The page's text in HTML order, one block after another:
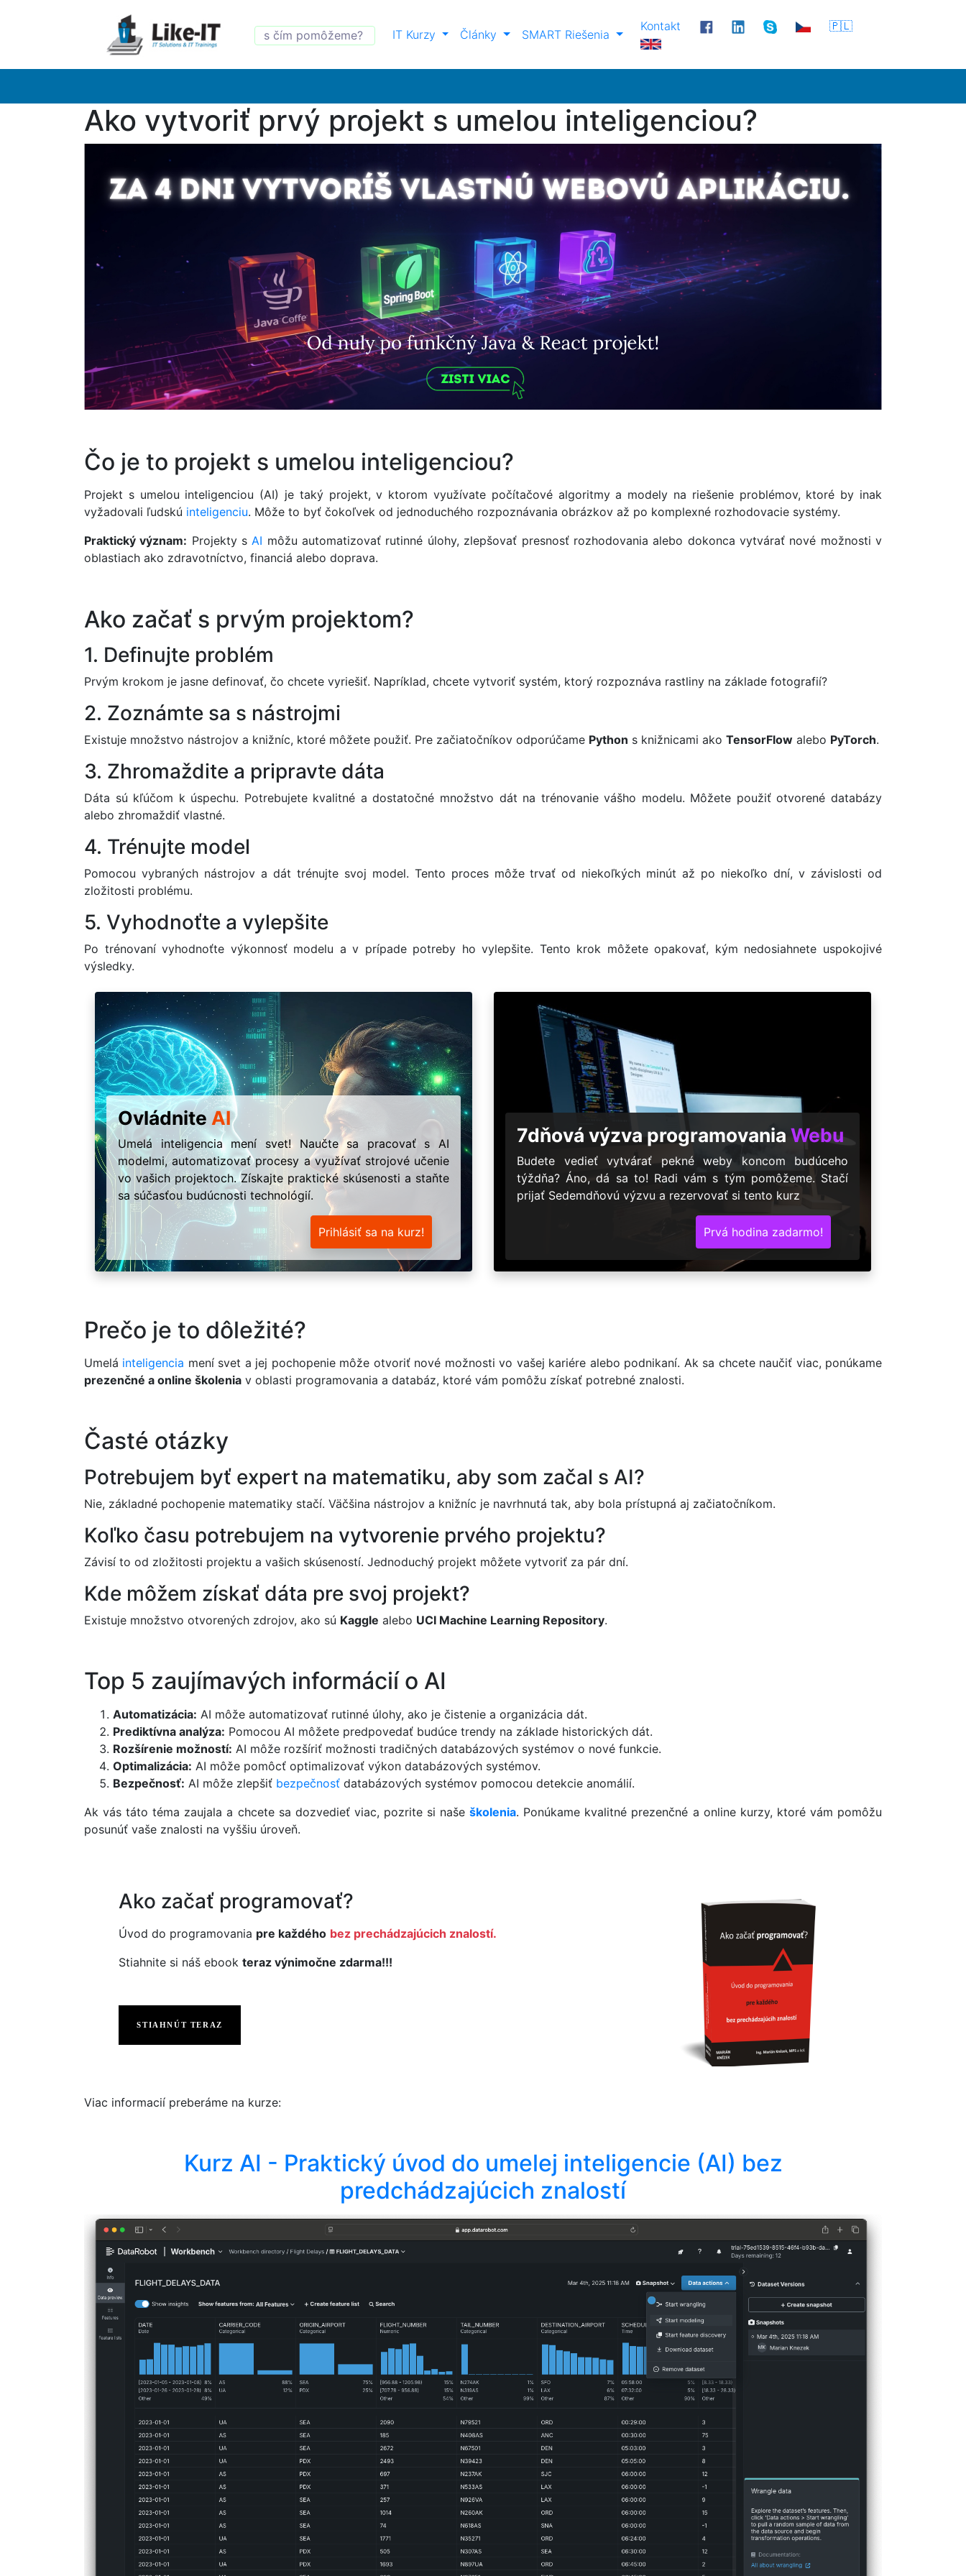
IT Kurzy Články SMART Riešenia
Kontakt 🇵🇱
Ako vytvoriť prvý projekt s umelou inteligenciou?
Čo je to projekt s umelou inteligenciou?
Projekt s umelou inteligenciou (AI) je taký projekt, v ktorom využívate počítačové algoritmy a modely na riešenie problémov, ktoré by inak
vyžadovali ľudskú inteligenciu. Môže to byť čokoľvek od jednoduchého rozpoznávania obrázkov až po komplexné rozhodovacie systémy.
Praktický význam: Projekty sAI môžu automatizovať rutinné úlohy, zlepšovať presnosť rozhodovania alebo dokonca vytvárať nové možnosti v
oblastiach ako zdravotníctvo, financiá alebo doprava.
Ako začať s prvým projektom?
1. Definujte problém
Prvým krokom je jasne definovať, čo chcete vyriešiť. Napríklad, chcete vytvoriť systém, ktorý rozpoznáva rastliny na základe fotografií?
2. Zoznámte sa s nástrojmi
Existuje množstvo nástrojov a knižníc, ktoré môžete použiť. Pre začiatočníkov odporúčame Python s knižnicami ako TensorFlow alebo PyTorch.
3. Zhromaždite a pripravte dáta
Dáta sú kľúčom k úspechu. Potrebujete kvalitné a dostatočné množstvo dát na trénovanie vášho modelu. Môžete použiť otvorené databázy
alebo zhromaždiť vlastné.
4. Trénujte model
Pomocou vybraných nástrojov a dát trénujte svoj model. Tento proces môže trvať od niekoľkých minút až po niekoľko dní, v závislosti od
zložitosti problému.
5. Vyhodnoťte a vylepšite
Po trénovaní vyhodnoťte výkonnosť modelu a v prípade potreby ho vylepšite. Tento krok môžete opakovať, kým nedosiahnete uspokojivé
výsledky.
Ovládnite AI
Umelá inteligencia mení svet! Naučte sa pracovať s AI
modelmi, automatizovať procesy a využívať strojové učenie
vo vašich projektoch. Získajte praktické skúsenosti a staňte
sa súčasťou budúcnosti technológií.
Prihlásiť sa na kurz!
7dňová výzva programovania Webu
Budete vedieť vytvárať pekné weby koncom budúceho
týždňa? Áno, dá sa to! Radi vám s tým pomôžeme. Stačí
prijať Sedemdňovú výzvu a rezervovať si tento kurz
Prvá hodina zadarmo!
Prečo je to dôležité?
Umelá inteligencia mení svet a jej pochopenie môže otvoriť nové možnosti vo vašej kariére alebo podnikaní. Ak sa chcete naučiť viac, ponúkame
prezenčné a online školenia v oblasti programovania a databáz, ktoré vám pomôžu získať potrebné znalosti.
Časté otázky
Potrebujem byť expert na matematiku, aby som začal s AI?
Nie, základné pochopenie matematiky stačí. Väčšina nástrojov a knižníc je navrhnutá tak, aby bola prístupná aj začiatočníkom.
Koľko času potrebujem na vytvorenie prvého projektu?
Závisí to od zložitosti projektu a vašich skúseností. Jednoduchý projekt môžete vytvoriť za pár dní.
Kde môžem získať dáta pre svoj projekt?
Existuje množstvo otvorených zdrojov, ako sú Kaggle alebo UCI Machine Learning Repository.
Top 5 zaujímavých informácií o AI
Automatizácia: AI môže automatizovať rutinné úlohy, ako je čistenie a organizácia dát.
Prediktívna analýza: Pomocou AI môžete predpovedať budúce trendy na základe historických dát.
Rozšírenie možností: AI môže rozšíriť možnosti tradičných databázových systémov o nové funkcie.
Optimalizácia: AI môže pomôcť optimalizovať výkon databázových systémov.
Bezpečnosť: AI môže zlepšiť bezpečnosť databázových systémov pomocou detekcie anomálií.
Ak vás táto téma zaujala a chcete sa dozvedieť viac, pozrite si našeškolenia. Ponúkame kvalitné prezenčné a online kurzy, ktoré vám pomôžu
posunúť vaše znalosti na vyššiu úroveň.
Ako začať programovať?
Úvod do programovania pre každého bez prechádzajúcich znalostí.
Stiahnite si náš ebook teraz výnimočne zdarma!!!
STIAHNÚT TERAZ
Viac informacií preberáme na kurze:
Kurz AI - Praktický úvod do umelej inteligencie (AI) bez
predchádzajúcich znalostí